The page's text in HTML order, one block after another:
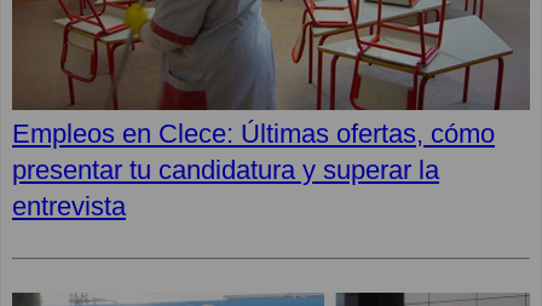
Empleos en Clece: Últimas ofertas, cómo
presentar tu candidatura y superar la
entrevista